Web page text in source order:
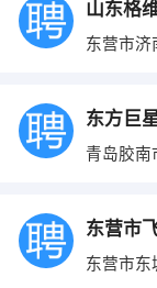
东营市济
青岛胶南
东营市东